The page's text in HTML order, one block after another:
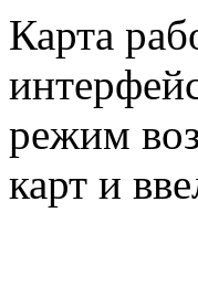
Карта
режим
карт и